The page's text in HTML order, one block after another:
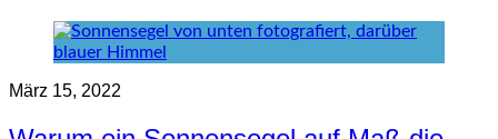
März 15, 2022